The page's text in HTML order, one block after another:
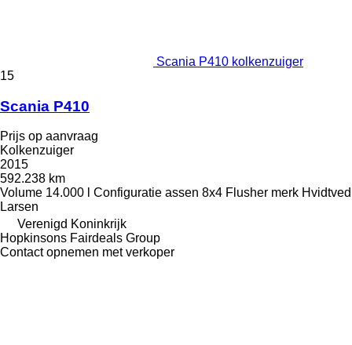
Scania P410 kolkenzuiger
15
Scania P410
Prijs op aanvraag
Kolkenzuiger
2015
592.238 km
Volume 14.000 l Configuratie assen 8x4 Flusher merk Hvidtved
Larsen
Verenigd Koninkrijk
Hopkinsons Fairdeals Group
Contact opnemen met verkoper